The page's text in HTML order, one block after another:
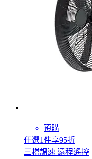
預購
任選1件享95折
三檔調速 遠程遙控